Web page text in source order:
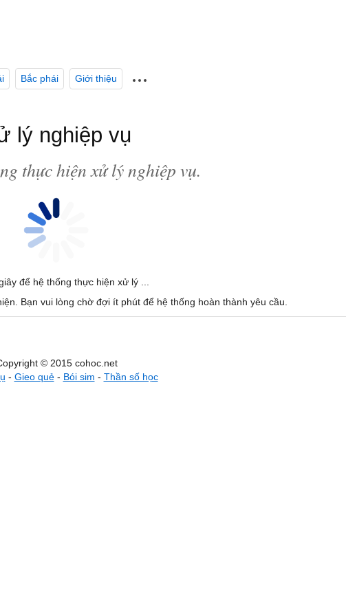
Bắc phái Giới thiệu
lý nghiệp vụ
thực hiện xử lý nghiệp vụ.
để hệ thống thực hiện xử lý ...
Bạn vui lòng chờ đợi ít phút để hệ thống hoàn thành yêu cầu.
© 2015 cohoc.net
- Gieo quẻ- Bói sim - Thần số học